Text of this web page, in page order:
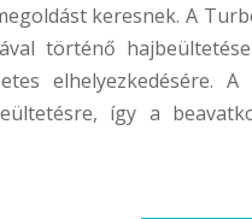
keresnek. A
történő
elhelyezkedésére.
így a